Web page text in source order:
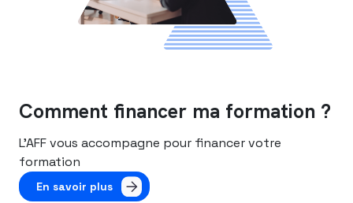
Comment financer ma formation ?
L’AFF vous accompagne pour financer votre
formation
En savoir plus